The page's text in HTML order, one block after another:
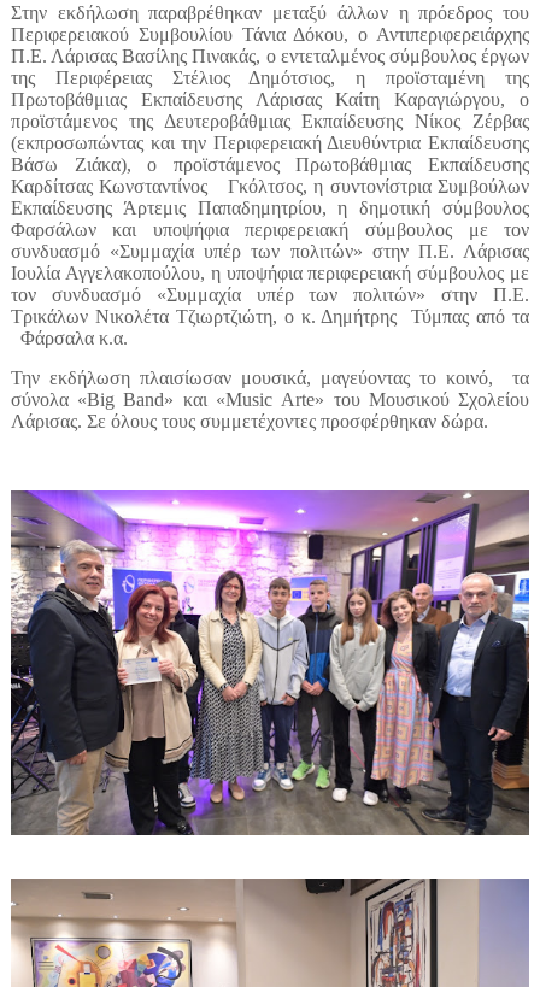
Στην εκδήλωση παραβρέθηκαν μεταξύ άλλων η πρόεδρος του
Περιφερειακού Συμβουλίου Τάνια Δόκου, ο Αντιπεριφερειάρχης
Π.Ε. Λάρισας Βασίλης Πινακάς, ο εντεταλμένος σύμβουλος έργων
της Περιφέρειας Στέλιος Δημότσιος, η προϊσταμένη της
Πρωτοβάθμιας Εκπαίδευσης Λάρισας Καίτη Καραγιώργου, ο
προϊστάμενος της Δευτεροβάθμιας Εκπαίδευσης Νίκος Ζέρβας
(εκπροσωπώντας και την Περιφερειακή Διευθύντρια Εκπαίδευσης
Βάσω Ζιάκα), ο προϊστάμενος Πρωτοβάθμιας Εκπαίδευσης
Καρδίτσας Κωνσταντίνος Γκόλτσος, η συντονίστρια Συμβούλων
Εκπαίδευσης Άρτεμις Παπαδημητρίου, η δημοτική σύμβουλος
Φαρσάλων και υποψήφια περιφερειακή σύμβουλος με τον
συνδυασμό «Συμμαχία υπέρ των πολιτών» στην Π.Ε. Λάρισας
Ιουλία Αγγελακοπούλου, η υποψήφια περιφερειακή σύμβουλος με
τον συνδυασμό «Συμμαχία υπέρ των πολιτών» στην Π.Ε.
Τρικάλων Νικολέτα Τζιωρτζιώτη, ο κ. Δημήτρης Τύμπας από τα
Φάρσαλα κ.α.
Την εκδήλωση πλαισίωσαν μουσικά, μαγεύοντας το κοινό, τα
σύνολα «BigBand» και «Music Arte» του Μουσικού Σχολείου
Λάρισας. Σε όλους τους συμμετέχοντες προσφέρθηκαν δώρα.